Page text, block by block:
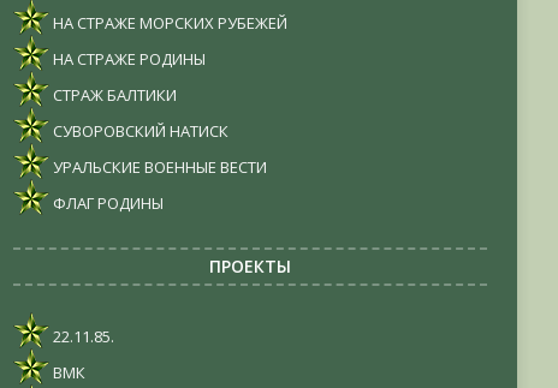
НА СТРАЖЕ МОРСКИХ РУБЕЖЕЙ
НА СТРАЖЕ РОДИНЫ
СТРАЖ БАЛТИКИ
СУВОРОВСКИЙ НАТИСК
УРАЛЬСКИЕ ВОЕННЫЕ ВЕСТИ
ФЛАГ РОДИНЫ
ПРОЕКТЫ
22.11.85.
ВМК